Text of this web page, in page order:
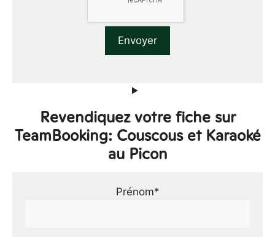
Revendiquez votre fiche sur
TeamBooking: Couscous et Karaoké
au Picon
Prénom*